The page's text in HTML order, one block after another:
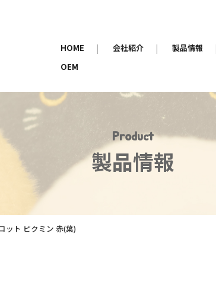
HOME | 会社紹介 | 製品情報
OEM
Product
製品情報
ット ピクミン 赤(葉)